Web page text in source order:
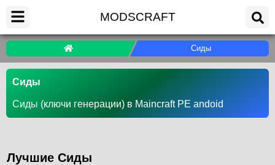
MODSCRAFT
Сиды
Сиды
Сиды (ключи генерации) в Maincraft PE andoid
Лучшие Сиды